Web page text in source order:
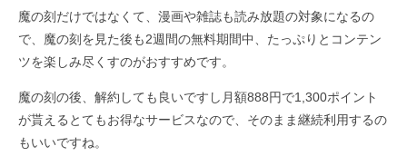
魔の刻だけではなくて、漫画や雑誌も読み放題の対象になるの
で、魔の刻を見た後も2週間の無料期間中、たっぷりとコンテン
ツを楽しみ尽くすのがおすすめです。
魔の刻の後、解約しても良いですし月額888円で1,300ポイント
が貰えるとてもお得なサービスなので、そのまま継続利用するの
もいいですね。